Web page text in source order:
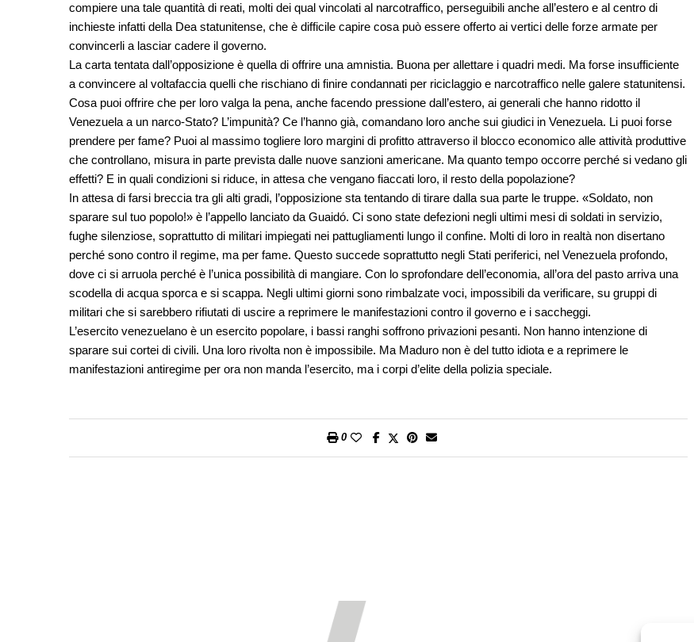
compiere una tale quantità di reati, molti dei qual vincolati al narcotraffico, perseguibili anche all’estero e al centro di
inchieste infatti della Dea statunitense, che è difficile capire cosa può essere offerto ai vertici delle forze armate per
convincerli a lasciar cadere il governo.
La carta tentata dall’opposizione è quella di offrire una amnistia. Buona per allettare i quadri medi. Ma forse insufficiente
a convincere al voltafaccia quelli che rischiano di finire condannati per riciclaggio e narcotraffico nelle galere statunitensi.
Cosa puoi offrire che per loro valga la pena, anche facendo pressione dall’estero, ai generali che hanno ridotto il
Venezuela a un narco-Stato? L’impunità? Ce l’hanno già, comandano loro anche sui giudici in Venezuela. Li puoi forse
prendere per fame? Puoi al massimo togliere loro margini di profitto attraverso il blocco economico alle attività produttive
che controllano, misura in parte prevista dalle nuove sanzioni americane. Ma quanto tempo occorre perché si vedano gli
effetti? E in quali condizioni si riduce, in attesa che vengano fiaccati loro, il resto della popolazione?
In attesa di farsi breccia tra gli alti gradi, l’opposizione sta tentando di tirare dalla sua parte le truppe. «Soldato, non
sparare sul tuo popolo!» è l’appello lanciato da Guaidó. Ci sono state defezioni negli ultimi mesi di soldati in servizio,
fughe silenziose, soprattutto di militari impiegati nei pattugliamenti lungo il confine. Molti di loro in realtà non disertano
perché sono contro il regime, ma per fame. Questo succede soprattutto negli Stati periferici, nel Venezuela profondo,
dove ci si arruola perché è l’unica possibilità di mangiare. Con lo sprofondare dell’economia, all’ora del pasto arriva una
scodella di acqua sporca e si scappa. Negli ultimi giorni sono rimbalzate voci, impossibili da verificare, su gruppi di
militari che si sarebbero rifiutati di uscire a reprimere le manifestazioni contro il governo e i saccheggi.
L’esercito venezuelano è un esercito popolare, i bassi ranghi soffrono privazioni pesanti. Non hanno intenzione di
sparare sui cortei di civili. Una loro rivolta non è impossibile. Ma Maduro non è del tutto idiota e a reprimere le
manifestazioni antiregime per ora non manda l’esercito, ma i corpi d’elite della polizia speciale.
0